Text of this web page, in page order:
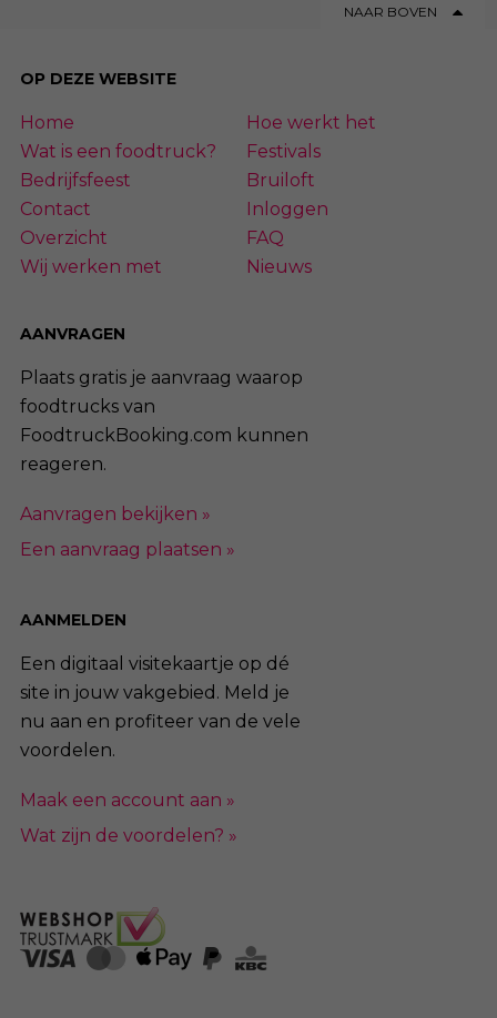
NAAR BOVEN
OP DEZE WEBSITE
Home
Hoe werkt het
Wat is een foodtruck?
Festivals
Bedrijfsfeest
Bruiloft
Contact
Inloggen
Overzicht
FAQ
Wij werken met
Nieuws
AANVRAGEN
Plaats gratis je aanvraag waarop
foodtrucks van
FoodtruckBooking.com kunnen
reageren.
Aanvragen bekijken »
Een aanvraag plaatsen »
AANMELDEN
Een digitaal visitekaartje op dé
site in jouw vakgebied. Meld je
nu aan en profiteer van de vele
voordelen.
Maak een account aan »
Wat zijn de voordelen? »